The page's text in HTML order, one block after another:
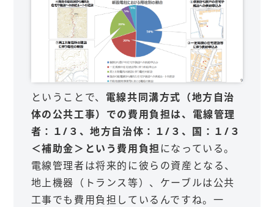
ということで、 電線共同溝方式（地方自治
体の公共工事）での費用負担は、電線管理
者：１/３、地方自治体：１/３、国：１/３
＜補助金＞という費用負担になっている。
電線管理者は将来的に彼らの資産となる、
地上機器（トランス等）、ケーブルは公共
工事でも費用負担しているんですね。一